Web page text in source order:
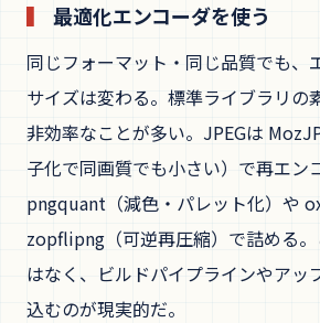
最適化エンコーダを使う
同じフォーマット・同じ品質でも、
サイズは変わる。標準ライブラリの
非効率なことが多い。JPEGは
子化で同画質でも小さい）で再エン
pngquant（減色・パレット化）や
zopflipng（可逆再圧縮）で詰める
はなく、ビルドパイプラインやアッ
込むのが現実的だ。